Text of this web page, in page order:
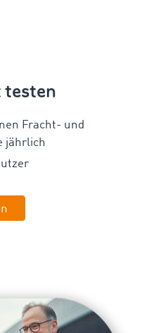
testen
Fracht- und
jährlich